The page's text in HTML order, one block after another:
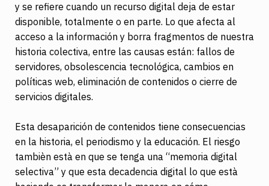
y se refiere cuando un recurso digital deja de estar
disponible, totalmente o en parte. Lo que afecta al
acceso a la información y borra fragmentos de nuestra
historia colectiva, entre las causas están: fallos de
servidores, obsolescencia tecnológica, cambios en
políticas web, eliminación de contenidos o cierre de
servicios digitales.
Esta desaparición de contenidos tiene consecuencias
en la historia, el periodismo y la educación. El riesgo
tambièn està en que se tenga una “memoria digital
selectiva” y que esta decadencia digital lo que està